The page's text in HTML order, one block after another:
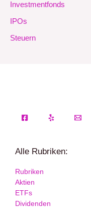
Investmentfonds
IPOs
Steuern
Alle Rubriken:
Rubriken
Aktien
ETFs
Dividenden